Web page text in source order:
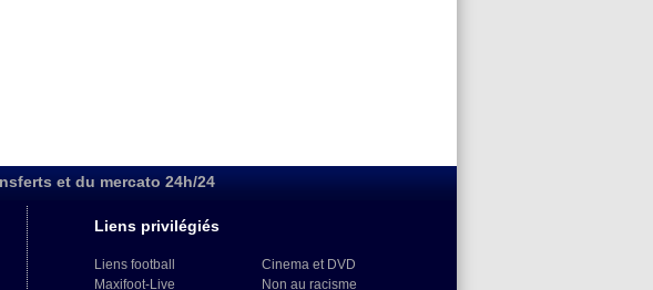
et du mercato 24h/24
Liens privilégiés
Liens football
Maxifoot-Live
Cinema et DVD
Non au racisme